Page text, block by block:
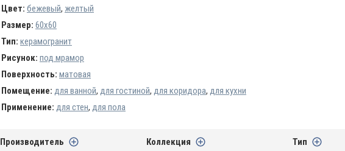
Цвет: бежевый, желтый
Размер: 60х60
Тип: керамогранит
Рисунок: под мрамор
Поверхность: матовая
Помещение: для ванной, для гостиной, для коридора, для кухни
Применение: для стен, для пола
Производитель Коллекция
Тип